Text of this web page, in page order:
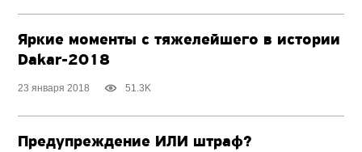
Яркие моменты с тяжелейшего в истории
Dakar-2018
23 января 2018 51.3K
Предупреждение ИЛИ штраф?